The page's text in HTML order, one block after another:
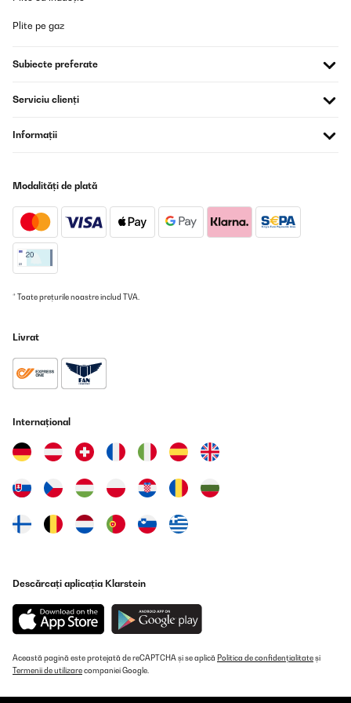
baño entero está caliente.
Plite pe gaz
Subiecte preferate
Serviciu clienți
Informații
Modalități de plată
* Toate prețurile noastre includ TVA.
Livrat
Internațional
Descărcați aplicația Klarstein
Această pagină este protejată de reCAPTCHA și se aplică Politica de confidențialitateși
Termenii de utilizarecompaniei Google.